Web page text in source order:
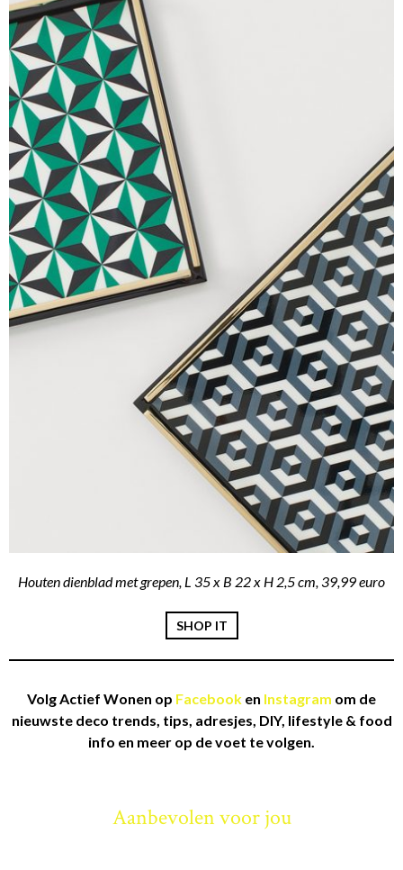
Houten dienblad met grepen, L 35 x B 22 x H 2,5 cm, 39,99 euro
SHOP IT
Volg Actief Wonen op Facebook en Instagram om de
nieuwste deco trends, tips, adresjes, DIY, lifestyle & food
info en meer op de voet te volgen.
Aanbevolen voor jou